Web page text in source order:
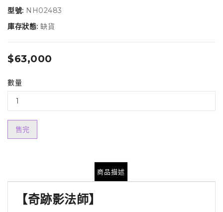
型號: NH02483
庫存狀態: 缺貨
$63,000
數量
售完
商品描述
【奇跡影法師】